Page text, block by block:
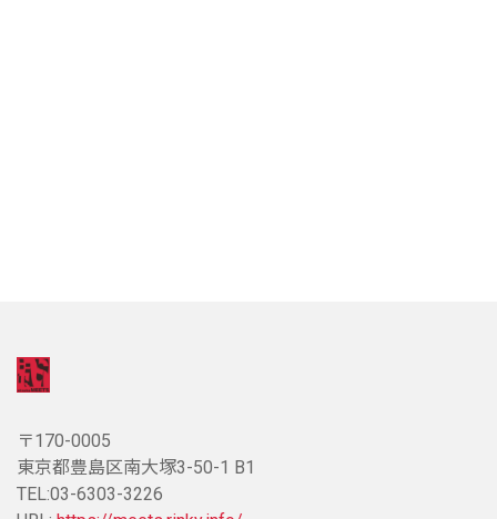
〒170-0005
東京都豊島区南大塚3-50-1 B1
TEL:03-6303-3226